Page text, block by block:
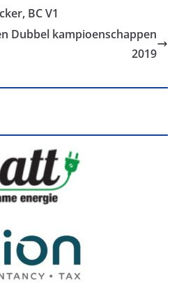
BC V1
Dubbel kampioenschappen
2019